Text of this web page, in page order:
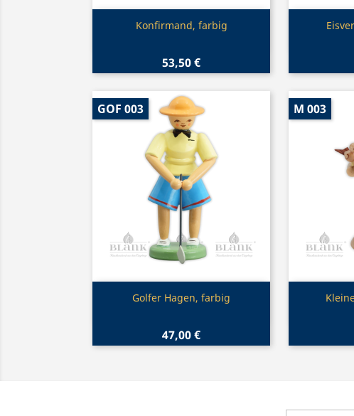
Vorschau
Konfirmand, farbig
53,50 €
 Vorschau
Golfer Hagen, farbig
47,00 €
GOF 003 M 003